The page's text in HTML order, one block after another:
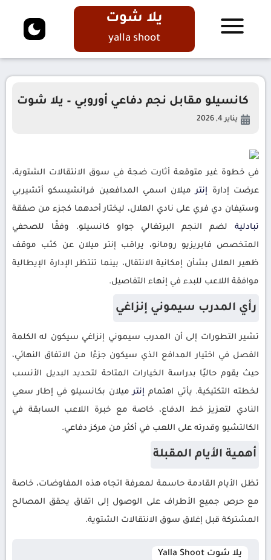
يلا شوت
yalla shoot
كانسيلو مقابل نجم دفاعي أوروبي – يلا شوت
يناير 4, 2026
في خطوة غير متوقعة أثارت ضجة في سوق الانتقالات الشتوية،
عرضت إدارة إنترميلان اسمي المدافعين فرانشيسكو أتشيربي
وستيفان دي فري على نادي الهلال، ليختار أحدهما كجزء من صفقة
تبادلية لضم النجم البرتغالي جواو كانسيلو. وفقًا للصحفي
المتخصص فابريزيو رومانو، يراقب إنتر ميلان عن كثب موقف
ظهير الهلال بشأن إمكانية الانتقال، بينما تنتظر الإدارة الإيطالية
موافقة اللاعب للبدء في إنهاء التفاصيل.
رأي المدرب سيموني إنزاغي
تشير التطورات إلى أن المدرب سيموني إنزاغي سيكون له الكلمة
الفصل في اختيار المدافع الذي سيكون جزءًا من الاتفاق النهائي،
حيث يقوم حاليًا بدراسة الخيارات المتاحة لتحديد البديل الأنسب
لخطته التكتيكية. يأتي اهتمام إنترميلان بكانسيلو في إطار سعي
النادي لتعزيز خط الدفاع، خاصة مع خبرة اللاعب السابقة في
الكالتشيو وقدرته على اللعب في أكثر من مركز دفاعي.
أهمية الأيام المقبلة
تظل الأيام القادمة حاسمة لمعرفة اتجاه هذه المفاوضات، خاصة
مع حرص جميع الأطراف على الوصول إلى اتفاق يحقق المصالح
المشتركة قبل إغلاق سوق الانتقالات الشتوية.
يلا شوت Yalla Shoot